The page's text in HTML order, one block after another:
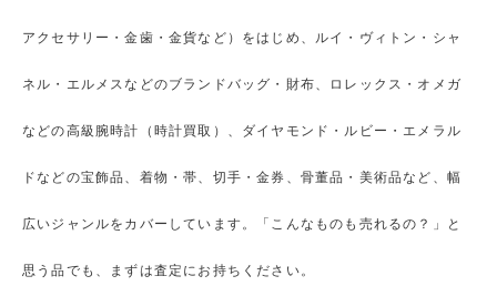
アクセサリー・金歯・金貨など）をはじめ、ルイ・ヴィトン・シャ
ネル・エルメスなどのブランドバッグ・財布、ロレックス・オメガ
などの高級腕時計（時計買取）、ダイヤモンド・ルビー・エメラル
ドなどの宝飾品、着物・帯、切手・金券、骨董品・美術品など、幅
広いジャンルをカバーしています。「こんなものも売れるの？」と
思う品でも、まずは査定にお持ちください。